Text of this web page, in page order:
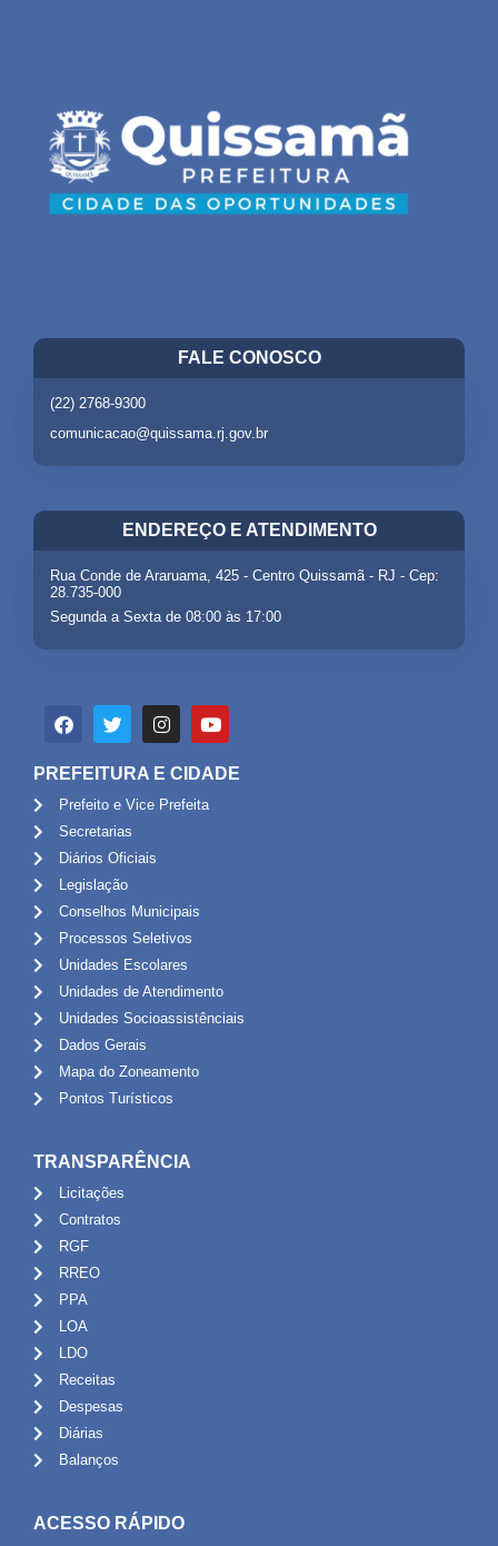
FALE CONOSCO
(22) 2768-9300
comunicacao@quissama.rj.gov.br
ENDEREÇO E ATENDIMENTO
Rua Conde de Araruama, 425 - Centro Quissamã - RJ - Cep:
28.735-000
Segunda a Sexta de 08:00 às 17:00
PREFEITURA E CIDADE
Prefeito e Vice Prefeita
Secretarias
Diários Oficiais
Legislação
Conselhos Municipais
Processos Seletivos
Unidades Escolares
Unidades de Atendimento
Unidades Socioassistênciais
Dados Gerais
Mapa do Zoneamento
Pontos Turísticos
TRANSPARÊNCIA
Licitações
Contratos
RGF
RREO
PPA
LOA
LDO
Receitas
Despesas
Diárias
Balanços
ACESSO RÁPIDO